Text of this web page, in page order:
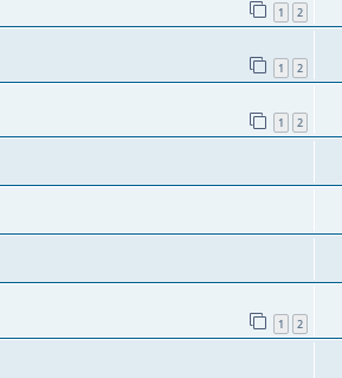
1 2
1 2
1 2
1 2